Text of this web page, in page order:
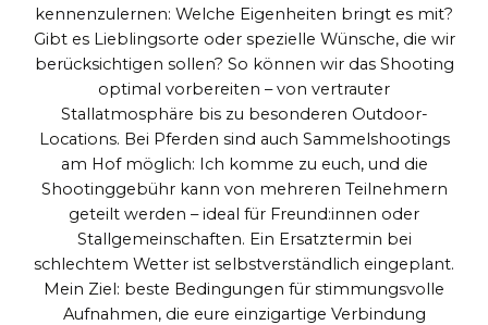
kennenzulernen: Welche Eigenheiten bringt es mit?
Gibt es Lieblingsorte oder spezielle Wünsche, die wir
berücksichtigen sollen? So können wir das Shooting
optimal vorbereiten – von vertrauter
Stallatmosphäre bis zu besonderen Outdoor-
Locations. Bei Pferden sind auch Sammelshootings
am Hof möglich: Ich komme zu euch, und die
Shootinggebühr kann von mehreren Teilnehmern
geteilt werden – ideal für Freund:innen oder
Stallgemeinschaften. Ein Ersatztermin bei
schlechtem Wetter ist selbstverständlich eingeplant.
Mein Ziel: beste Bedingungen für stimmungsvolle
Aufnahmen, die eure einzigartige Verbindung